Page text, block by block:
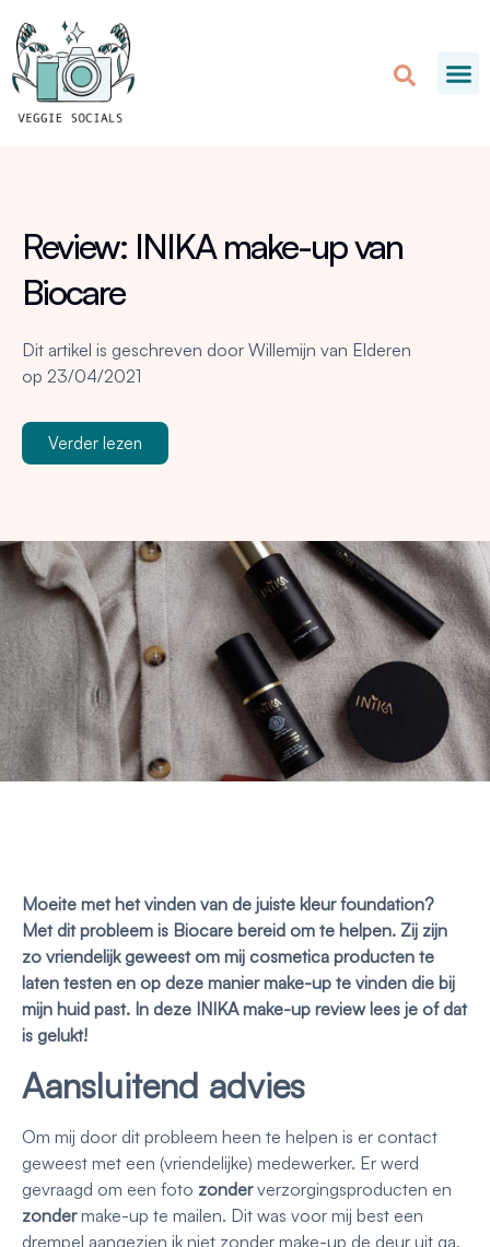
Review: INIKA make-up van
Biocare
Dit artikel is geschreven door Willemijn van Elderen
op 23/04/2021
Verder lezen
Moeite met het vinden van de juiste kleur foundation?
Met dit probleem is Biocare bereid om te helpen. Zij zijn
zo vriendelijk geweest om mij cosmetica producten te
laten testen en op deze manier make-up te vinden die bij
mijn huid past. In deze INIKA make-up review lees je of dat
is gelukt!
Aansluitend advies
Om mij door dit probleem heen te helpen is er contact
geweest met een (vriendelijke) medewerker. Er werd
gevraagd om een foto zonderverzorgingsproducten en
zondermake-up te mailen. Dit was voor mij best een
drempel aangezien ik niet zonder make-up de deur uit ga.